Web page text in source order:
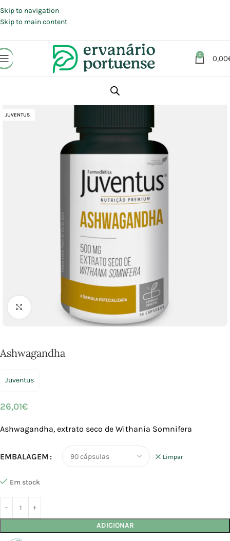
Skip to navigation
Skip to main content
0 0,00
Suplementos alimentares
JUVENTUS
Click to enlarge
Ashwagandha
Juventus
26,01€
Ashwagandha, extrato seco de Withania Somnifera
EMBALAGEM Limpar
Em stock
ADICIONAR